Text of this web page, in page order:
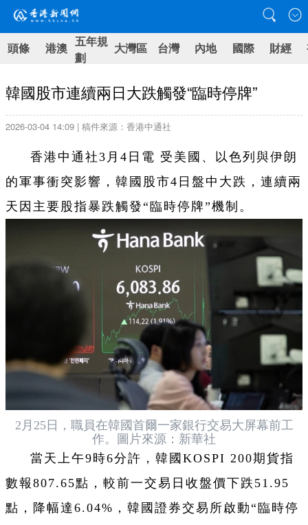
頭條 港澳 五年規
劃
大灣區 台灣 內地 國際 財經
韓國股市連續兩日大跌觸發“臨時停牌”
2026-03-04 14:09 | 稿件來源：香港中通社
香港中通社3月4日電 受美國、以色列與伊朗
的軍事衝突影響，韓國股市4日盤中大跌，連續兩
天因主要股指暴跌觸發“臨時停牌”機制。
2月25日，職員在韓國首爾一家銀行交易大屏幕前工
作。圖片來源：新華社
當天上午9時6分許，韓國KOSPI 200期貨指
數報807.65點，較前一交易日收盤價下跌51.95
點，降幅達6.04%，韓國證券交易所啟動“臨時停